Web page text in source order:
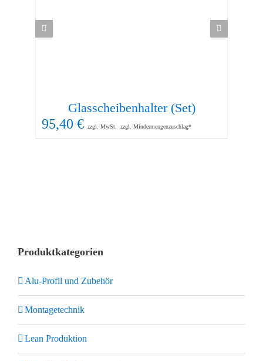
Glasscheibenhalter (Set)
95,40 € zzgl. MwSt. zzgl. Mindermengenzuschlag*
Produktkategorien
Alu-Profil und Zubehör
Montagetechnik
Lean Produktion